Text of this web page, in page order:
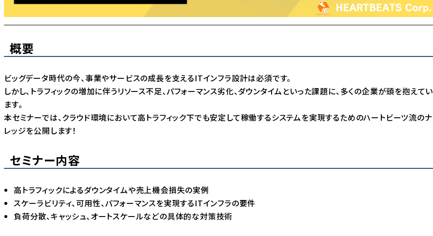
概要
ビッグデータ時代の今、事業やサービスの成長を支えるITインフラ設計は必須です。
しかし、トラフィックの増加に伴うリソース不足、パフォーマンス劣化、ダウンタイムといった課題に、多くの企業が頭を抱えてい
ます。
本セミナーでは、クラウド環境において高トラフィック下でも安定して稼働するシステムを実現するためのハートビーツ流のナ
レッジを公開します！
セミナー内容
高トラフィックによるダウンタイムや売上機会損失の実例
スケーラビリティ、可用性、パフォーマンスを実現するITインフラの要件
負荷分散、キャッシュ、オートスケールなどの具体的な対策技術